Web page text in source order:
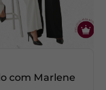
com Marlene